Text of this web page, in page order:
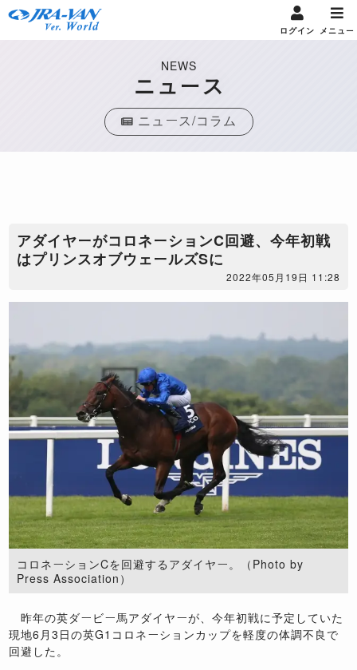
ログイン メニュー
NEWS
ニュース
ニュース/コラム
アダイヤーがコロネーションC回避、今年初戦
はプリンスオブウェールズSに
2022年05月19日 11:28
コロネーションCを回避するアダイヤー。（Photo by
Press Association）
昨年の英ダービー馬アダイヤーが、今年初戦に予定していた
現地6月3日の英G1コロネーションカップを軽度の体調不良で
回避した。